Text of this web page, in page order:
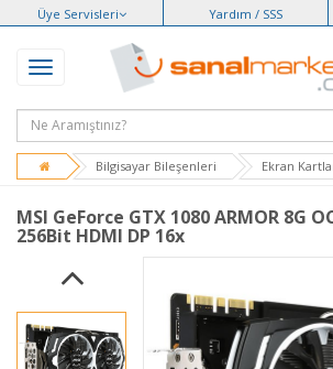
Üye Servisleri Yardım / SSS
Bilgisayar Bileşenleri Ekran
MSI GeForce GTX 1080 ARMOR 8G
256Bit HDMI DP 16x